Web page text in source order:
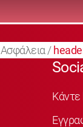
Ασφάλεια /
Κάντε